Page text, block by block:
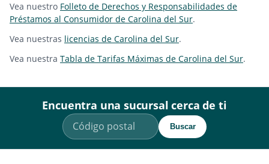
Vea nuestro Folleto de Derechos y Responsabilidades de
Préstamos al Consumidor de Carolina del Sur.
Vea nuestras licencias de Carolina del Sur.
Vea nuestra Tabla de Tarifas Máximas de Carolina del Sur.
Encuentra una sucursal cerca de ti
Buscar